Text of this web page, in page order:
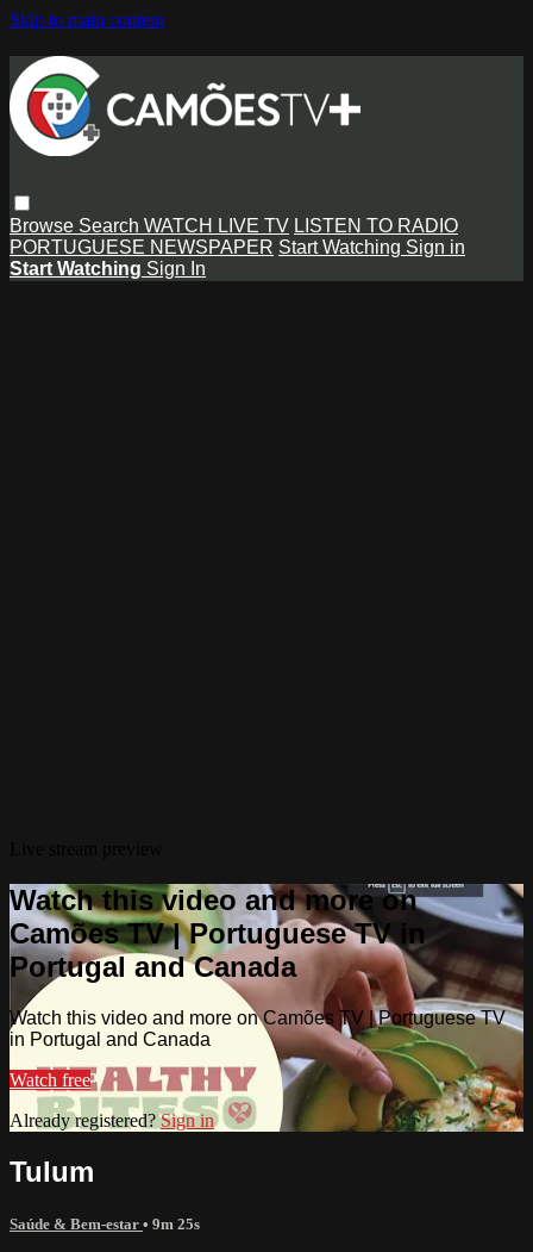
Skip to main content
Browse Search WATCH LIVE TV LISTEN TO RADIO
PORTUGUESE NEWSPAPER Start Watching Sign in
Start Watching Sign In
Watch this video and more on
Camões TV | Portuguese TV in
Portugal and Canada
Watch this video and more on Camões TV | Portuguese TV
in Portugal and Canada
Watch free
Already registered?Sign in
Tulum
Saúde & Bem-estar • 9m 25s